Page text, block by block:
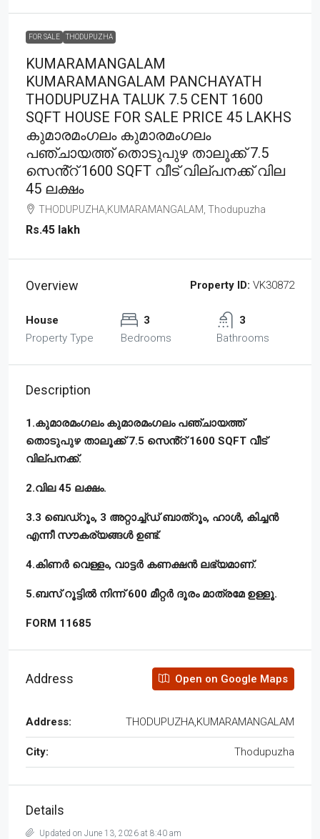
FOR SALE THODUPUZHA
KUMARAMANGALAM
KUMARAMANGALAM PANCHAYATH
THODUPUZHA TALUK 7.5 CENT 1600
SQFT HOUSE FOR SALE PRICE 45 LAKHS
കുമാരമംഗലം കുമാരമംഗലം
പഞ്ചായത്ത് തൊടുപുഴ താലൂക്ക് 7.5
സെൻ്റ് 1600 SQFT വീട് വില്പനക്ക് വില
45 ലക്ഷം
THODUPUZHA,KUMARAMANGALAM, Thodupuzha
Rs.45 lakh
Overview Property ID: VK30872
House
Property Type
3
Bedrooms
3
Bathrooms
Description
1.കുമാരമംഗലം കുമാരമംഗലം പഞ്ചായത്ത്
തൊടുപുഴ താലൂക്ക് 7.5 സെൻ്റ് 1600 SQFT വീട്
വില്പനക്ക്.
2.വില 45 ലക്ഷം.
3.3 ബെഡ്റൂം, 3 അറ്റാച്ച്ഡ് ബാത്റൂം, ഹാൾ, കിച്ചൻ
എന്നീ സൗകര്യങ്ങൾ ഉണ്ട്.
4.കിണർ വെള്ളം, വാട്ടർ കണക്ഷൻ ലഭ്യമാണ്.
5.ബസ് റൂട്ടിൽ നിന്ന് 600 മീറ്റർ ദൂരം മാത്രമേ ഉള്ളൂ.
FORM 11685
Address Open on Google Maps
Address: THODUPUZHA,KUMARAMANGALAM
City: Thodupuzha
Details
Updated on June 13, 2026 at 8:40 am